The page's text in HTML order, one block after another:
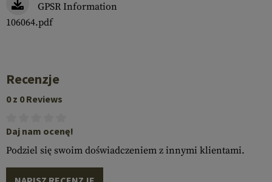
GPSR Information
106064.pdf
Recenzje
0 z 0 Reviews
Daj nam ocenę!
Podziel się swoim doświadczeniem z innymi klientami.